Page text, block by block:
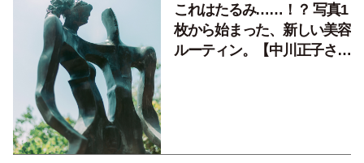
これはたるみ……！？ 写真1
枚から始まった、新しい美容
ルーティン。【中川正子さん